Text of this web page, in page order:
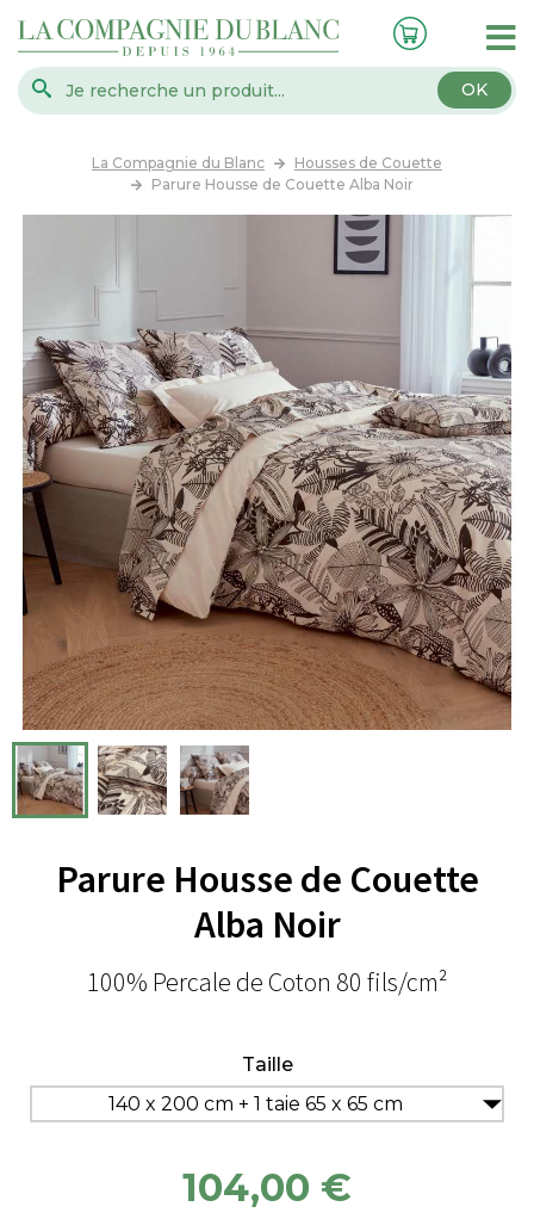
OK
La Compagnie du Blanc
Housses de Couette
Parure Housse de Couette Alba Noir
Parure Housse de Couette
Alba Noir
100% Percale de Coton 80 fils/cm²
Taille
140 x 200 cm + 1 taie 65 x 65 cm
104,00 €